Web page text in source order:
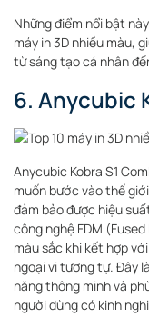
Những điểm nổi bật
máy in 3D nhiều màu,
từ sáng tạo cá nhân
6. Anycubic
Anycubic Kobra S1
muốn bước vào thế
đảm bảo được hiệu
công nghệ FDM
màu sắc khi kết hợp
ngoại vi tương tự. Đây
năng thông minh và
người dùng có kinh